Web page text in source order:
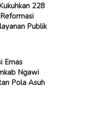
228
Publik
Emas
Ngawi
Pola Asuh